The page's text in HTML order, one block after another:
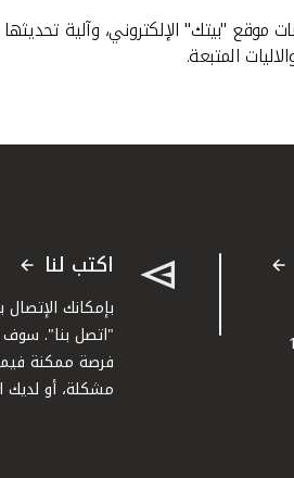
موقع "بيتك" الإلكتروني، وآلية
المتبعة.
اكتب لنا
بإمكانك
"اتصل بنا".
فرصة ممكنة
مشكلة، أو لديك